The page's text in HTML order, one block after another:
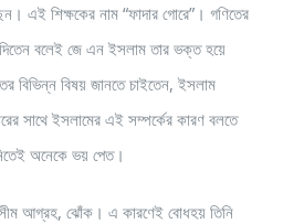
এই শিক্ষকের নাম “ফাদার গোরে”। গণিতের
বলেই জে এন ইসলাম তার ভক্ত হয়ে
বিভিন্ন বিষয় জানতে চাইতেন, ইসলাম
সাথে ইসলামের এই সম্পর্কের কারণ বলতে
অনেকে ভয় পেত।
আগ্রহ, ঝোঁক। এ কারণেই বোধহয় তিনি